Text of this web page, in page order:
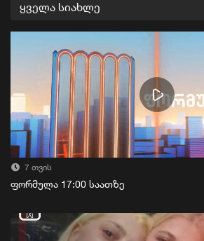
ყველა სიახლე
7 თვის
ფორმულა 17:00 საათზე